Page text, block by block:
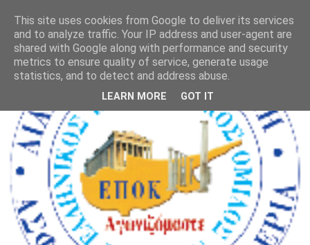
This site uses cookies from Google to deliver its services
and to analyze traffic. Your IP address and user-agent are
shared with Google along with performance and security
metrics to ensure quality of service, generate usage
statistics, and to detect and address abuse.
LEARN MORE GOT IT